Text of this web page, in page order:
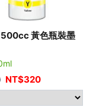
500cc 黃色瓶裝墨
NT$320